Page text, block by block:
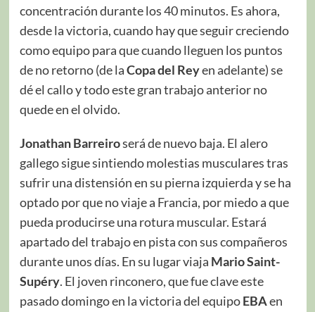
concentración durante los 40 minutos. Es ahora,
desde la victoria, cuando hay que seguir creciendo
como equipo para que cuando lleguen los puntos
de no retorno (de laCopa del Reyen adelante) se
dé el callo y todo este gran trabajo anterior no
quede en el olvido.
Jonathan Barreiroserá de nuevo baja. El alero
gallego sigue sintiendo molestias musculares tras
sufrir una distensión en su pierna izquierda y se ha
optado por que no viaje a Francia, por miedo a que
pueda producirse una rotura muscular. Estará
apartado del trabajo en pista con sus compañeros
durante unos días. En su lugar viaja Mario Saint-
Supéry. El joven rinconero, que fue clave este
pasado domingo en la victoria del equipoEBAen